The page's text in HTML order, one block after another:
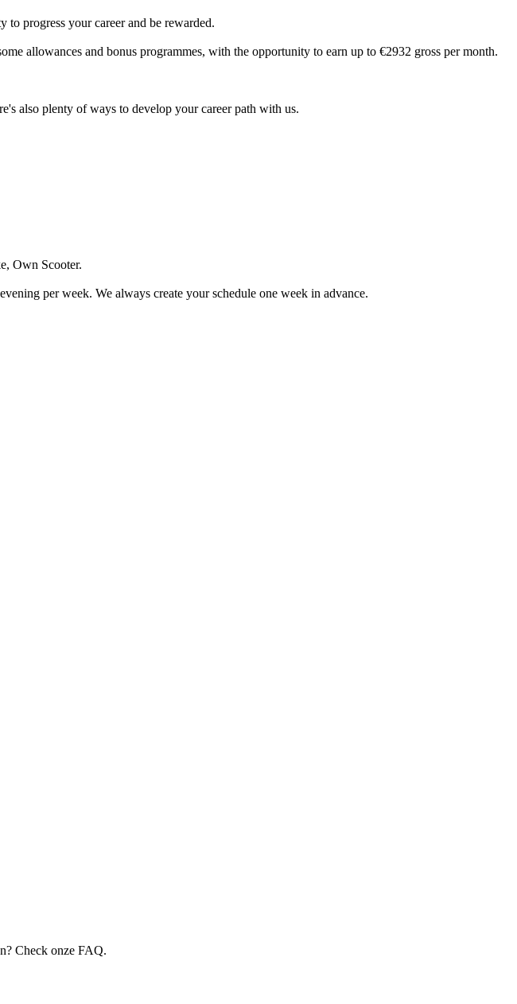
progress your career and be rewarded.
allowances and bonus programmes, with the opportunity to earn up to €2932 gross per month.
also plenty of ways to develop your career path with us.
Own Scooter.
per week. We always create your schedule one week in advance.
Check onze FAQ.